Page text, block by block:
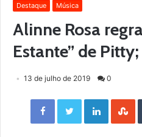
Destaque Música
Alinne Rosa
Estante” de
13 de julho de 2019 0
Facebook Twitter LinkedIn StumbleUpon